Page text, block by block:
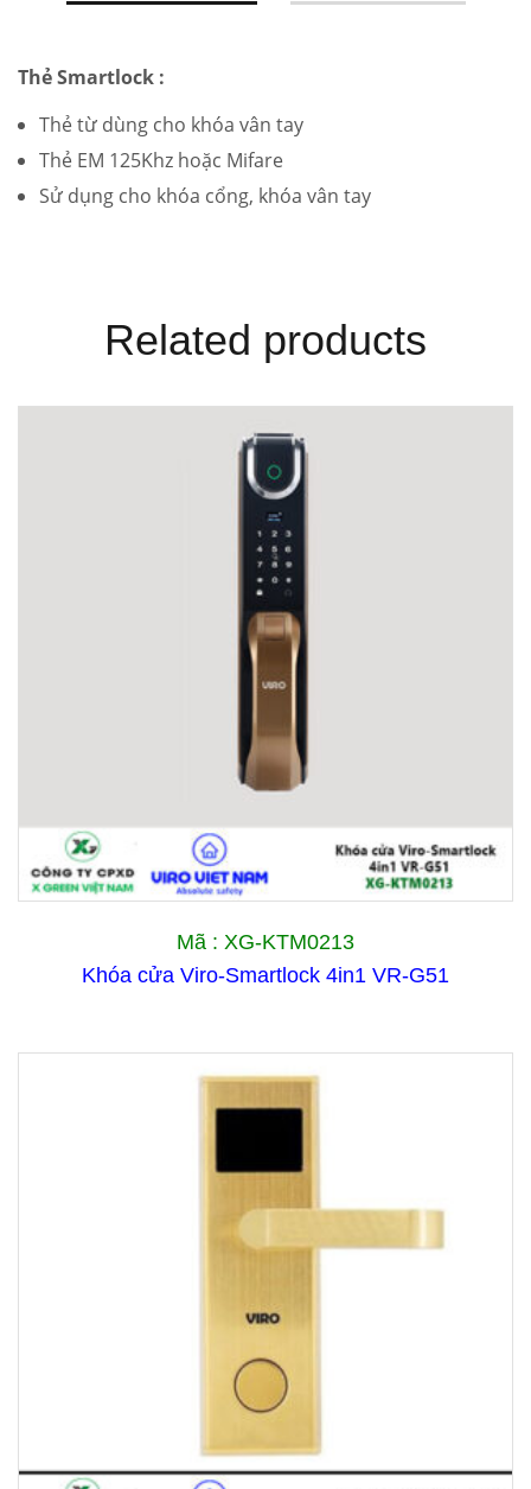
Thẻ Smartlock :
Thẻ từ dùng cho khóa vân tay
Thẻ EM 125Khz hoặc Mifare
Sử dụng cho khóa cổng, khóa vân tay
Related products
Mã : XG-KTM0213
Khóa cửa Viro-Smartlock 4in1 VR-G51